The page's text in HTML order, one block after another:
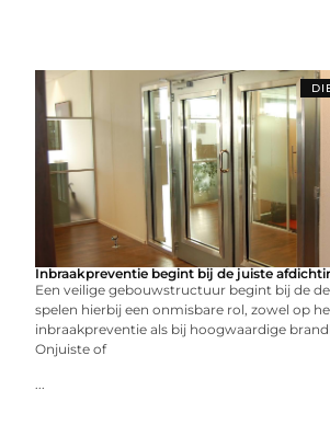
Inbraakpreventie begint bij de juiste
Een veilige gebouwstructuur begint bij de
spelen hierbij een onmisbare rol, zowel op
inbraakpreventie als bij hoogwaardige
Onjuiste of
...